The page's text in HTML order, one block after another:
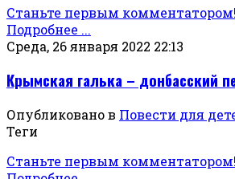
Станьте первым комментатором!
Подробнее ...
Среда, 26 января 2022 22:13
Крымская галька – донбасский
Опубликовано в Повести для
Теги
Станьте первым комментатором!